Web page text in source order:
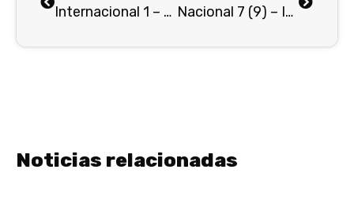
Internacional 1 – Nacional 2 : El VERDE volvió a ganar, pero sigue sin convencer»… Nacional 7 (9) – Inter Bogotá 1 (2) : TRIUNFO CONTUNDENTE CON CLASIFICACIÓN A «SEMIS. . .»
Noticias relacionadas